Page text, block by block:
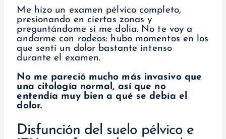
Me hizo un examen pélvico completo,
presionando en ciertas zonas y
preguntándome si me dolía. No te voy a
andarme con rodeos: hubo momentos en los
que sentí un dolor bastante intenso
durante el examen.
No me pareció mucho más invasivo que
una citología normal, así que no
entendía muy bien a qué se debía el
dolor.
Disfunción del suelo pélvico e